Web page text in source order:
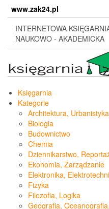
content
www.zak24.pl
INTERNETOWA
NAUKOWO - AKADEMICKA
Księgarnia
Kategorie
Architektura, Urbanistyka
Biologia
Budownictwo
Chemia
Dziennikarstwo,
Ekonomia, Zarządzanie
Elektronika,
Fizyka
Filozofia, Logika
Geografia,